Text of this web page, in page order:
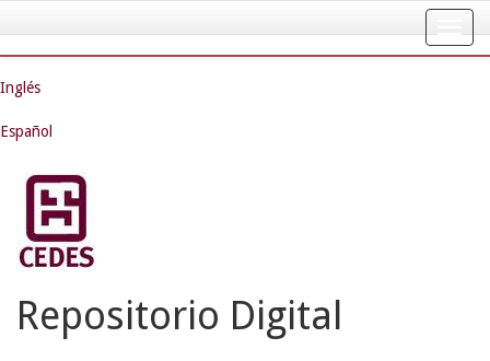
navigation
Inglés
Español
Repositorio Digital